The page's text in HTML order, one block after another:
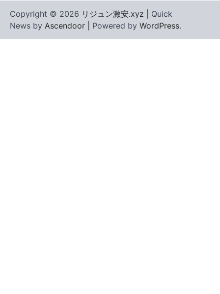
Copyright © 2026 リジュン激安.xyz | Quick
News by Ascendoor | Powered by WordPress.